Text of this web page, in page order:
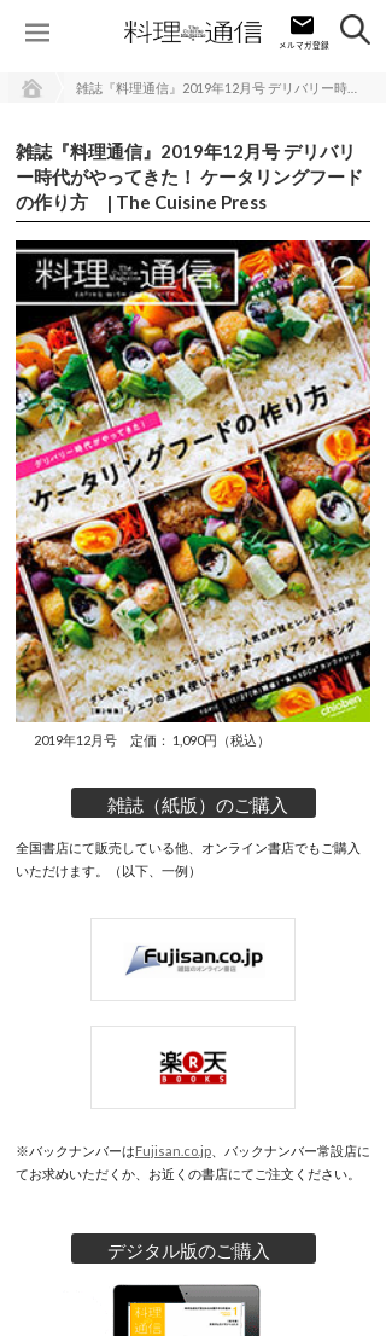
雑誌『料理通信』2019年12月号 デリバリ
ー時代がやってきた！ ケータリングフード
の作り方 | The Cuisine Press
2019年12月号 定価： 1,090円（税込）
雑誌（紙版）のご購入
全国書店にて販売している他、オンライン書店でもご購入
いただけます。（以下、一例）
※バックナンバーはFujisan.co.jp 、バックナンバー常設店に
てお求めいただくか、お近くの書店にてご注文ください。
デジタル版のご購入